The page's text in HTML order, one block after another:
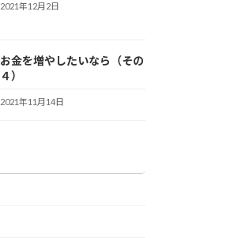
2021年12月2日
お金を増やしたいなら（その
４）
2021年11月14日